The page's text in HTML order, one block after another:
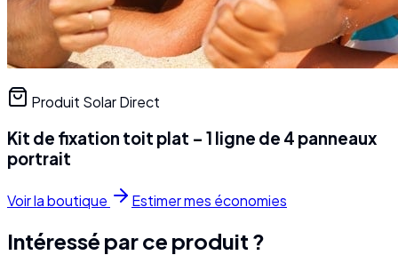
Produit Solar Direct
Kit de fixation toit plat – 1 ligne de 4 panneaux
portrait
Voir la boutique Estimer mes économies
Intéressé par ce produit ?